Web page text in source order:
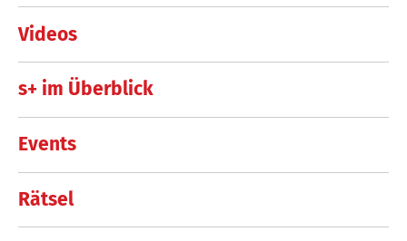
Videos
s+ im Überblick
Events
Rätsel